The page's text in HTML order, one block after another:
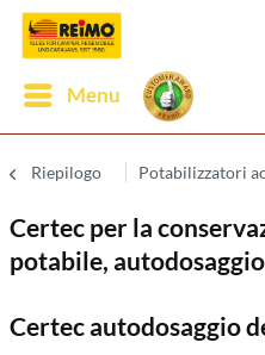
Menu
Riepilogo Potabilizzatori
Certec per la
potabile,
Certec autodosaggio